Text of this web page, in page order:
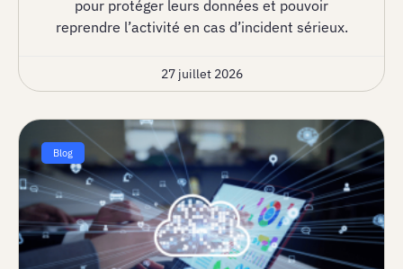
pour protéger leurs données et pouvoir
reprendre l’activité en cas d’incident sérieux.
27 juillet 2026
Blog